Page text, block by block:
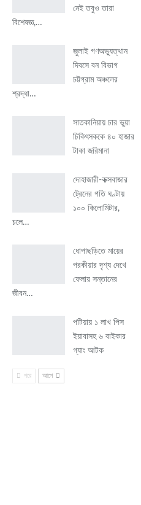
নেই তবুও তারা
বিশেষজ্ঞ,…
জুলাই গণঅভ্যুত্থান
দিবসে বন বিভাগ
চট্টগ্রাম অঞ্চলের
শ্রদ্ধা…
সাতকানিয়ায় চার ভুয়া
চিকিৎসককে ৪০ হাজার
টাকা জরিমানা
দোহাজারী-কক্সবাজার
ট্রেনের গতি ঘণ্টায়
১০০ কিলোমিটার,
চলে…
ধোপাছড়িতে মায়ের
পরকীয়ার দৃশ্য দেখে
ফেলায় সন্তানের
জীবন…
পটিয়ায় ১ লাখ পিস
ইয়াবাসহ ৬ বাইকার
গ্যাং আটক
পরে আগে